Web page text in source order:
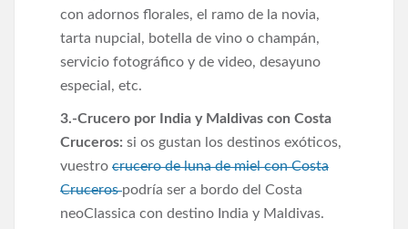
con adornos florales, el ramo de la novia,
tarta nupcial, botella de vino o champán,
servicio fotográfico y de video, desayuno
especial, etc.
3.-Crucero por India y Maldivas con Costa
Cruceros: si os gustan los destinos exóticos,
vuestro crucero de luna de miel con Costa
Crucerospodría ser a bordo del Costa
neoClassica con destino India y Maldivas.